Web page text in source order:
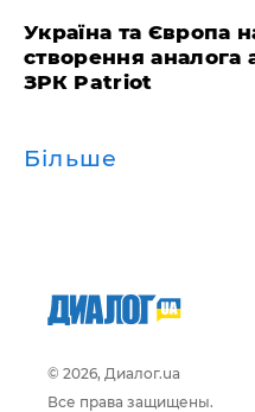
Україна та Європа
створення аналога
ЗРК Patriot
Більше
© 2026, Диалог.ua
Все права защищены.